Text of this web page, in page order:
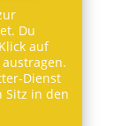
Du
auf
Dienst
Sitz in den